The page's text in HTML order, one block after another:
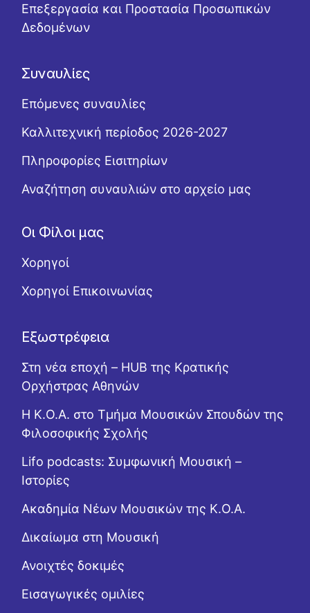
Επεξεργασία και Προστασία Προσωπικών
Δεδομένων
Συναυλίες
Επόμενες συναυλίες
Καλλιτεχνική περίοδος 2026-2027
Πληροφορίες Εισιτηρίων
Αναζήτηση συναυλιών στο αρχείο μας
Οι Φίλοι μας
Χορηγοί
Χορηγοί Επικοινωνίας
Εξωστρέφεια
Στη νέα εποχή – HUB της Κρατικής
Ορχήστρας Αθηνών
Η Κ.Ο.Α. στο Τμήμα Μουσικών Σπουδών της
Φιλοσοφικής Σχολής
Lifo podcasts: Συμφωνική Μουσική –
Ιστορίες
Ακαδημία Νέων Μουσικών της Κ.Ο.Α.
Δικαίωμα στη Μουσική
Ανοιχτές δοκιμές
Εισαγωγικές ομιλίες